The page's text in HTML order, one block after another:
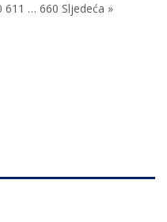
611 … 660 Sljedeća »